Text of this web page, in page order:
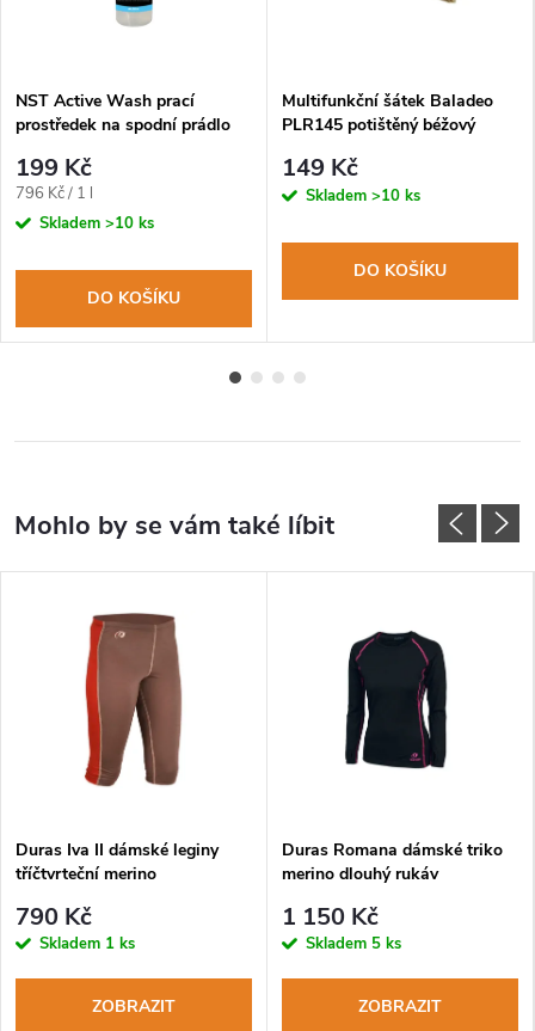
NST Active Wash prací
prostředek na spodní prádlo
199 Kč
Měrná
cena:
796 Kč / 1 l
Skladem >10 ks
DO KOŠÍKU
Multifunkční šátek Baladeo
PLR145 potištěný béžový
149 Kč
Skladem >10 ks
DO KOŠÍKU
Duras Iva II dámské leginy
tříčtvrteční merino
790 Kč
Skladem 1 ks
ZOBRAZIT
Duras Romana dámské triko
merino dlouhý rukáv
1 150 Kč
Skladem 5 ks
ZOBRAZIT